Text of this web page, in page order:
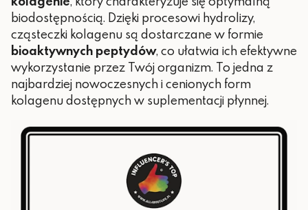
biodostępnością. Dzięki procesowi hydrolizy,
cząsteczki kolagenu są dostarczane w formie
bioaktywnych peptydów, co ułatwia ich efektywne
wykorzystanie przez Twój organizm. To jedna z
najbardziej nowoczesnych i cenionych form
kolagenu dostępnych w suplementacji płynnej.